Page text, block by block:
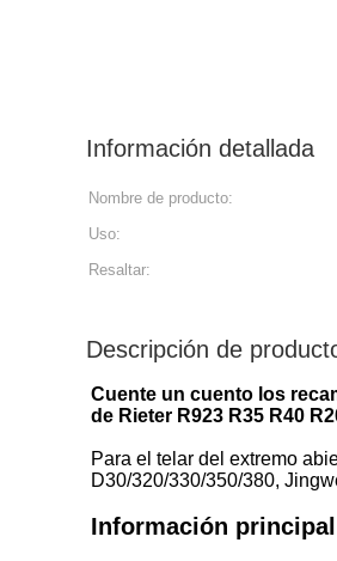
Información detallada
Nombre de producto:
Uso:
Resaltar:
Descripción de
Cuente un cuento los
de Rieter R923 R35 R40
Para el telar del extremo
D30/320/330/350/380,
Información principal